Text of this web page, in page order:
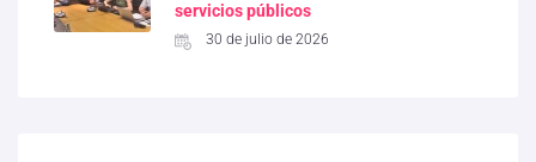
servicios públicos
30 de julio de 2026